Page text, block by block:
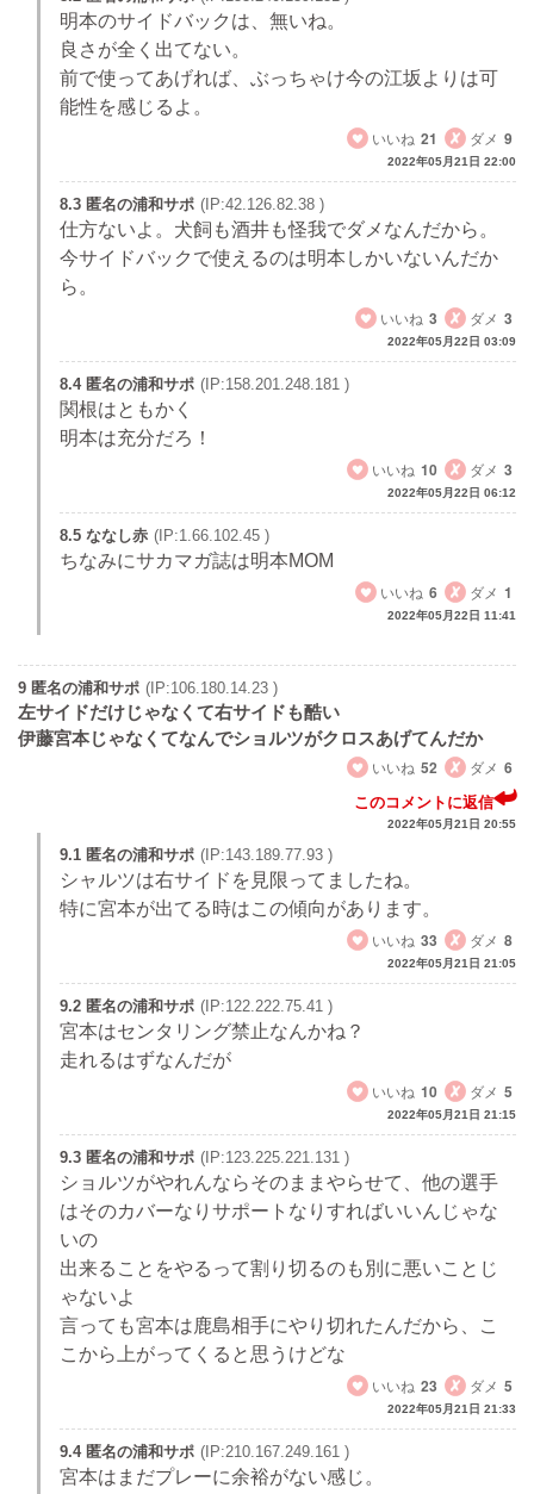
明本のサイドバックは、無いね。
良さが全く出てない。
前で使ってあげれば、ぶっちゃけ今の江坂よりは可
能性を感じるよ。
いいね 21 ダメ 9
2022年05月21日 22:00
8.3 匿名の浦和サポ (IP:42.126.82.38 )
仕方ないよ。犬飼も酒井も怪我でダメなんだから。
今サイドバックで使えるのは明本しかいないんだか
ら。
いいね 3 ダメ 3
2022年05月22日 03:09
8.4 匿名の浦和サポ (IP:158.201.248.181 )
関根はともかく
明本は充分だろ！
いいね 10 ダメ 3
2022年05月22日 06:12
8.5 ななし赤 (IP:1.66.102.45 )
ちなみにサカマガ誌は明本MOM
いいね 6 ダメ 1
2022年05月22日 11:41
9 匿名の浦和サポ (IP:106.180.14.23 )
左サイドだけじゃなくて右サイドも酷い
伊藤宮本じゃなくてなんでショルツがクロスあげてんだか
いいね 52 ダメ 6
このコメントに返信
2022年05月21日 20:55
9.1 匿名の浦和サポ (IP:143.189.77.93 )
シャルツは右サイドを見限ってましたね。
特に宮本が出てる時はこの傾向があります。
いいね 33 ダメ 8
2022年05月21日 21:05
9.2 匿名の浦和サポ (IP:122.222.75.41 )
宮本はセンタリング禁止なんかね？
走れるはずなんだが
いいね 10 ダメ 5
2022年05月21日 21:15
9.3 匿名の浦和サポ (IP:123.225.221.131 )
ショルツがやれんならそのままやらせて、他の選手
はそのカバーなりサポートなりすればいいんじゃな
いの
出来ることをやるって割り切るのも別に悪いことじ
ゃないよ
言っても宮本は鹿島相手にやり切れたんだから、こ
こから上がってくると思うけどな
いいね 23 ダメ 5
2022年05月21日 21:33
9.4 匿名の浦和サポ (IP:210.167.249.161 )
宮本はまだプレーに余裕がない感じ。